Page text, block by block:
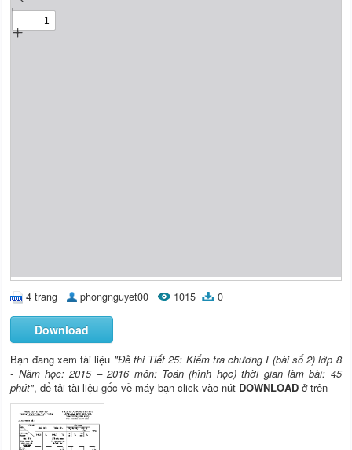
4 trang phongnguyet00 1015 0
Download
Bạn đang xem tài liệu "Đề thi Tiết 25: Kiểm tra chương I (bài số 2) lớp 8
- Năm học: 2015 – 2016 môn: Toán (hình học) thời gian làm bài: 45
phút", để tải tài liệu gốc về máy bạn click vào nút DOWNLOAD ở trên